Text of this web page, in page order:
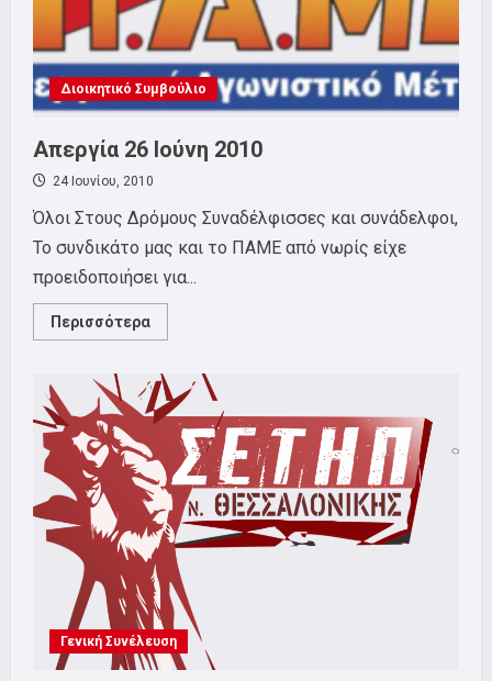
Διοικητικό Συμβούλιο
Απεργία 26 Ιούνη 2010
24 Ιουνίου, 2010
Όλοι Στους Δρόμους Συναδέλφισσες και συνάδελφοι,
Το συνδικάτο μας και το ΠΑΜΕ από νωρίς είχε
προειδοποιήσει για...
Περισσότερα
more
26
Ιούνη
2010
Γενική Συνέλευση